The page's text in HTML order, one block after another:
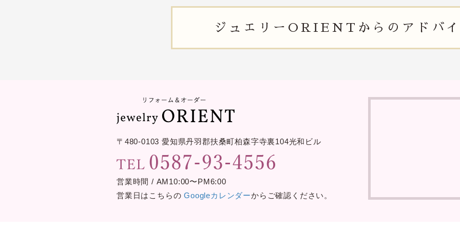
ジュエリー ORIENTからの アドバ
〒480-0103愛知県丹羽郡扶桑町柏森字寺裏104光和ビル
営業時間 / AM10:00〜PM6:00
営業日はこちらのGoogleカレンダーからご確認ください。